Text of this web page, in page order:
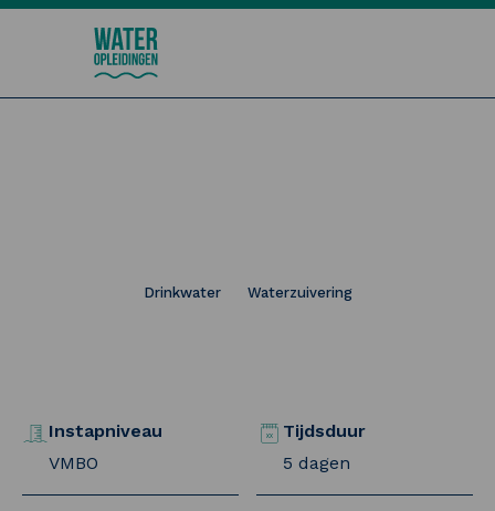
Wateropleidingen
Drinkwater Waterzuivering
Instapniveau
VMBO
Tijdsduur
5 dagen